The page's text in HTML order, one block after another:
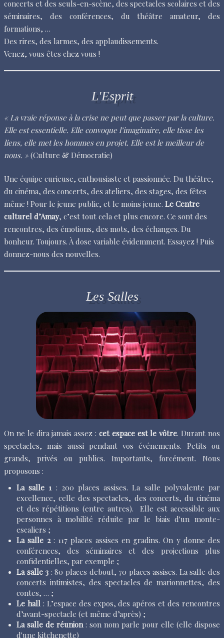
concerts et des seuls-en-scène, des spectacles scolaires et des
séminaires, des conférences, du théâtre amateur, des
formations, …
Des rires, des larmes, des applaudissements.
Venez, vous êtes chez vous !
L'Esprit
« La vraie réponse à la crise ne peut que passer par la culture.
Elle est essentielle. Elle convoque l’imaginaire, elle tisse les
liens, elle met les hommes en projet. Elle est le meilleur de
nous. » (Culture & Démocratie)
Une équipe curieuse, enthousiaste et passionnée. Du théâtre,
du cinéma, des concerts, des ateliers, des stages, des fêtes
même ! Pour le jeune public, et le moins jeune. Le Centre
culturel d’Amay, c’est tout cela et plus encore. Ce sont des
rencontres, des émotions, des mots, des échanges. Du
bonheur. Toujours. À dose variable évidemment. Essayez ! Puis
donnez-nous des nouvelles.
Les Salles
On ne le dira jamais assez : cet espace est le vôtre. Durant nos
spectacles, mais aussi pendant vos événements. Petits ou
grands, privés ou publics. Importants, forcément. Nous
proposons :
La salle 1 : 200 places assises. La salle polyvalente par
excellence, celle des spectacles, des concerts, du cinéma
et des répétitions (entre autres). Elle est accessible aux
personnes à mobilité réduite par le biais d'un monte-
escaliers ;
La salle 2: 117 places assises en gradins. On y donne des
conférences, des séminaires et des projections plus
confidentielles, par exemple ;
La salle 3 : 80 places debout, 70 places assises. La salle des
concerts intimistes, des spectacles de marionnettes, des
contes, … ;
Le hall : L’espace des expos, des apéros et des rencontres
d’avant-spectacle (et même d’après) ;
La salle de réunion : son nom parle pour elle (elle dispose
d'une kitchenette)